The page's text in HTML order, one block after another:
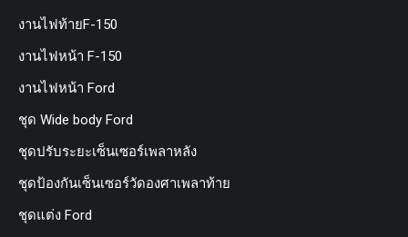
งานไฟท้ายF-150
งานไฟหน้า F-150
งานไฟหน้า Ford
ชุด Wide body Ford
ชุดปรับระยะเซ็นเซอร์เพลาหลัง
ชุดป้องกันเซ็นเซอร์วัดองศาเพลาท้าย
ชุดแต่ง Ford